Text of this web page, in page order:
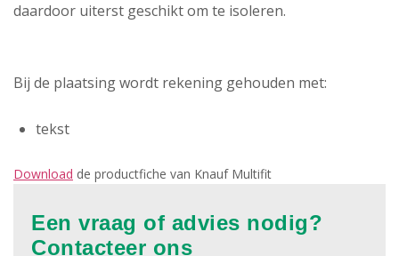
daardoor uiterst geschikt om te isoleren.
Bij de plaatsing wordt rekening gehouden met:
tekst
Download de productfiche van Knauf Multifit
Een vraag of advies nodig?
Contacteer ons